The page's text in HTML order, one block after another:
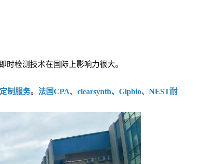
时检测技术在国际上影响力很大。
制服务。 法国CPA、 clearsynth、Glpbio、NEST耐